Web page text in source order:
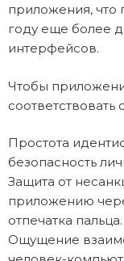
приложения, что
году еще более
интерфейсов.
Чтобы
Простота
безопасность
Защита от
приложению
отпечатка пальца.
Ощущение